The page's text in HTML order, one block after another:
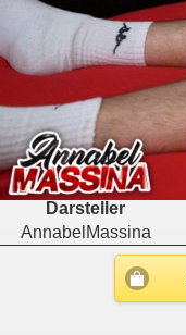
Darsteller
AnnabelMassina